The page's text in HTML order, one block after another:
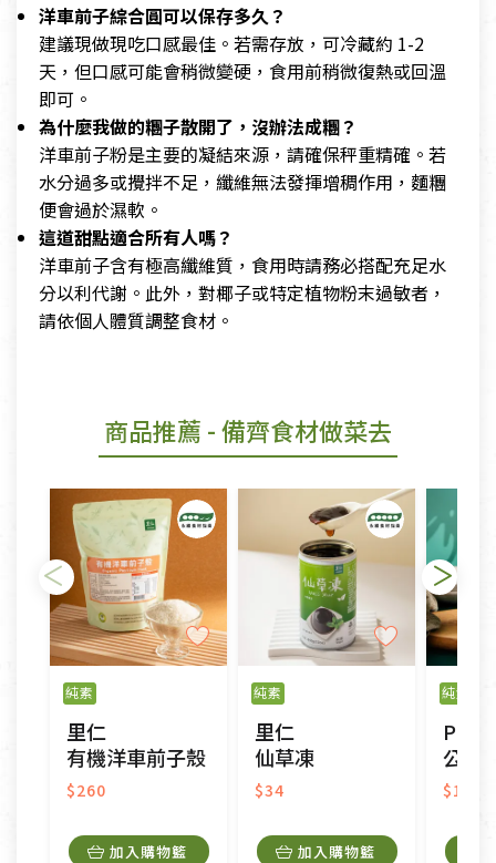
洋車前子綜合圓可以保存多久？
建議現做現吃口感最佳。若需存放，可冷藏約 1-2
天，但口感可能會稍微變硬，食用前稍微復熱或回溫
即可。
為什麼我做的糰子散開了，沒辦法成糰？
洋車前子粉是主要的凝結來源，請確保秤重精確。若
水分過多或攪拌不足，纖維無法發揮增稠作用，麵糰
便會過於濕軟。
這道甜點適合所有人嗎？
洋車前子含有極高纖維質，食用時請務必搭配充足水
分以利代謝。此外，對椰子或特定植物粉末過敏者，
請依個人體質調整食材。
商品推薦 - 備齊食材做菜去
純素
里仁
有機洋車前子殼
$260
加入購物籃
純素
里仁
仙草凍
$34
加入購物籃
純素
公平貿
$145